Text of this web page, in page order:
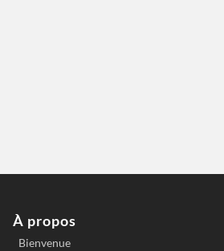
À propos
Bienvenue